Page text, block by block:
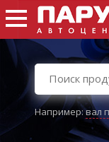
Например:вал